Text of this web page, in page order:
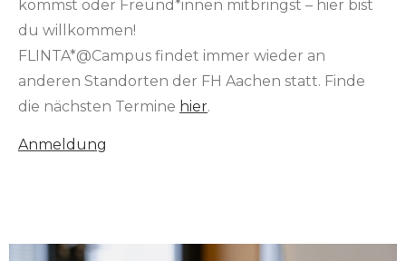
kommst oder Freund*innen mitbringst – hier bist
du willkommen!
FLINTA*@Campus findet immer wieder an
anderen Standorten der FH Aachen statt. Finde
die nächsten Termine hier.
Anmeldung